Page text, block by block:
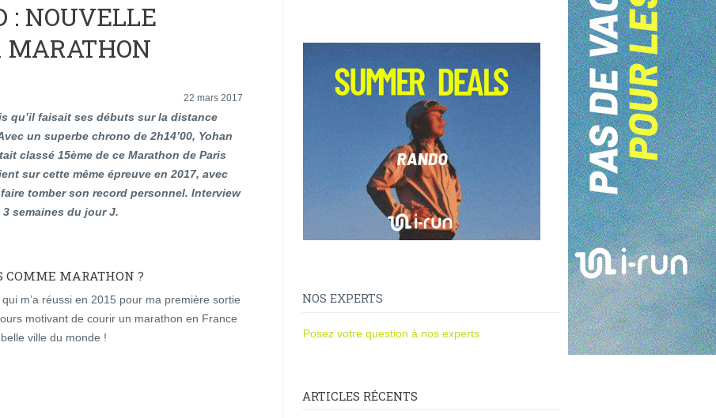
: NOUVELLE
MARATHON
22 mars 2017
qu’il faisait ses débuts sur la distance
un superbe chrono de 2h14’00, Yohan
classé 15ème de ce Marathon de Paris
sur cette même épreuve en 2017, avec
faire tomber son record personnel. Interview
semaines du jour J.
COMME MARATHON ?
m’a réussi en 2015 pour ma première sortie
motivant de courir un marathon en France
ville du monde !
NOS EXPERTS
Posez votre question à nos experts
ARTICLES RÉCENTS